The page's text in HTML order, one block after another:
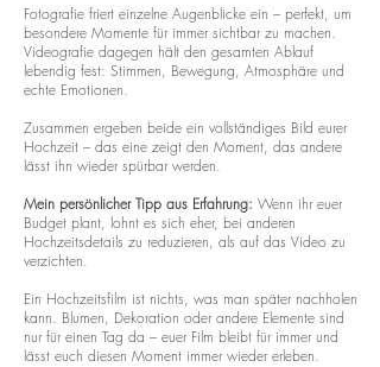
Fotografie friert einzelne Augenblicke ein – perfekt, um
besondere Momente für immer sichtbar zu machen.
Videografie dagegen hält den gesamten Ablauf
lebendig fest: Stimmen, Bewegung, Atmosphäre und
echte Emotionen.
Zusammen ergeben beide ein vollständiges Bild eurer
Hochzeit – das eine zeigt den Moment, das andere
lässt ihn wieder spürbar werden.
Mein persönlicher Tipp aus Erfahrung: Wenn ihr euer
Budget plant, lohnt es sich eher, bei anderen
Hochzeitsdetails zu reduzieren, als auf das Video zu
verzichten.
Ein Hochzeitsfilm ist nichts, was man später nachholen
kann. Blumen, Dekoration oder andere Elemente sind
nur für einen Tag da – euer Film bleibt für immer und
lässt euch diesen Moment immer wieder erleben.